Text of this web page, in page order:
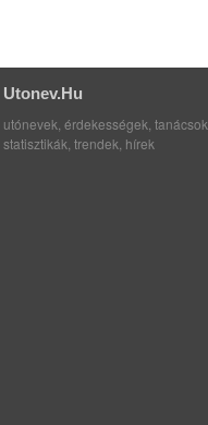
Utonev.hu
utónevek, érdekességek, tanácsok,
statisztikák, trendek, hírek